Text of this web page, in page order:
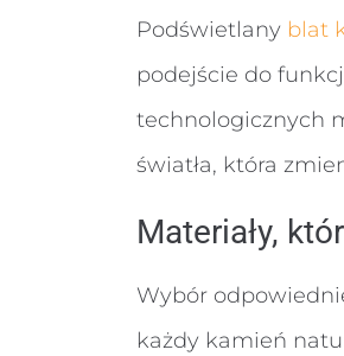
Podświetlany blat
podejście do
technologicznych
światła, która
Materiały,
Wybór
każdy kamień